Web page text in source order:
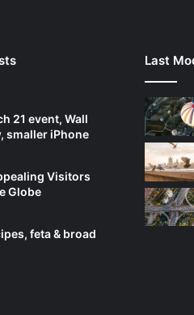
21 event, Wall
smaller iPhone
Visitors
Globe
feta & broad
Last